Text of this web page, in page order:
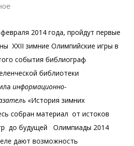
2014 года, пройдут первые
XXII зимние Олимпийские игры в
события библиограф
библиотеки
информационно-
«История зимних
собран материал от истоков
до будущей Олимпиады 2014
дают возможность